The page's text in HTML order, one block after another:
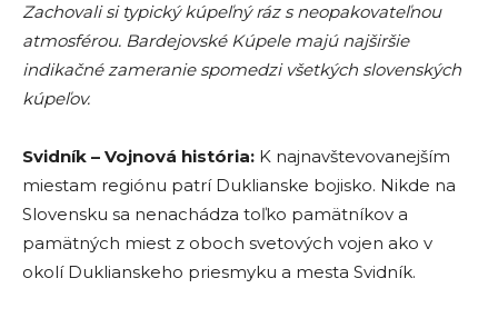
Zachovali si typický kúpeľný ráz s neopakovateľnou
atmosférou. Bardejovské Kúpele majú najširšie
indikačné zameranie spomedzi všetkých slovenských
kúpeľov.
Svidník – Vojnová história: K najnavštevovanejším
miestam regiónu patrí Duklianske bojisko. Nikde na
Slovensku sa nenachádza toľko pamätníkov a
pamätných miest z oboch svetových vojen ako v
okolí Duklianskeho priesmyku a mesta Svidník.